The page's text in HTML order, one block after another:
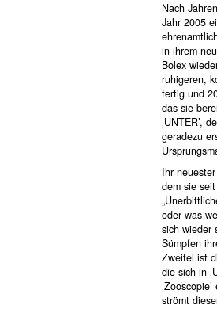
Nach
Jahr 2005
in ihrem
Bolex
ruhigeren,
fertig und
das sie
‚UNTER’,
geradezu
Ihr
dem sie
oder was
sich wieder
Sümpfen
Zweifel ist
die sich in
strömt